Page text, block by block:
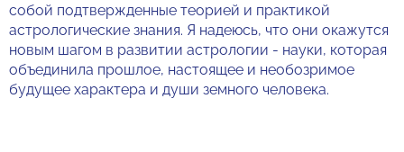
собой подтвержденные теорией и практикой
астрологические знания. Я надеюсь, что они окажутся
новым шагом в развитии астрологии - науки, которая
объединила прошлое, настоящее и необозримое
будущее характера и души земного человека.